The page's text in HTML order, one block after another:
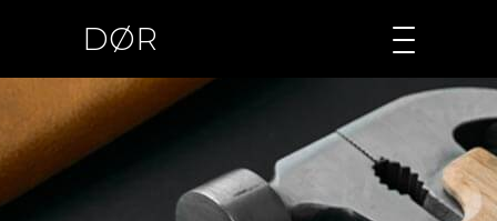
DØR